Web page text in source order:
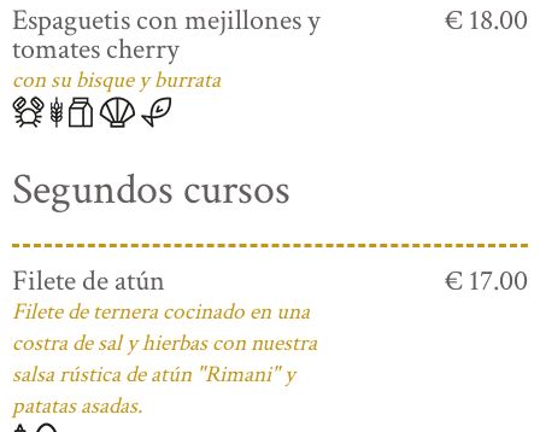
Espaguetis con mejillones y
tomates cherry
con su bisque y burrata
€ 18.00
Segundos cursos
Filete de atún
Filete de ternera cocinado en una
costra de sal y hierbas con nuestra
salsa rústica de atún "Rimani" y
patatas asadas.
€ 17.00